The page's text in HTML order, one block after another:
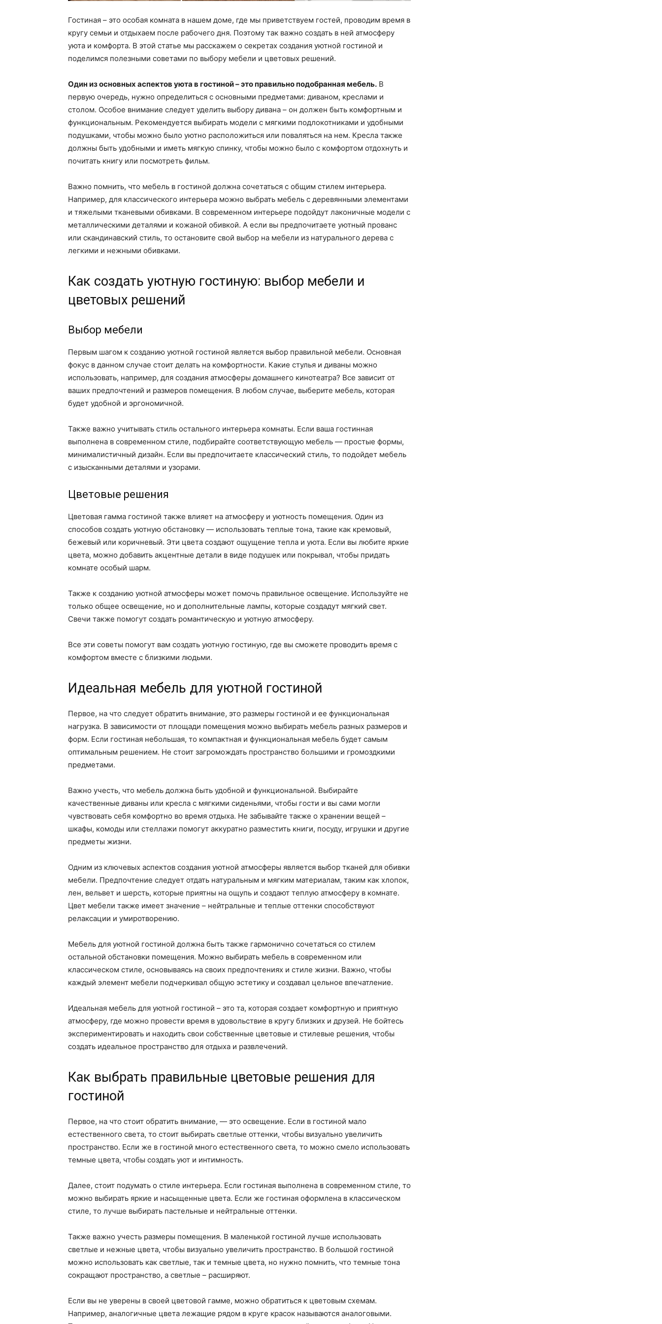
Гостиная – это особая комната в нашем доме, где мы приветствуем гостей, проводим время в
кругу семьи и отдыхаем после рабочего дня. Поэтому так важно создать в ней атмосферу
уюта и комфорта. В этой статье мы расскажем о секретах создания уютной гостиной и
поделимся полезными советами по выбору мебели и цветовых решений.
Один из основных аспектов уюта в гостиной – это правильно подобранная мебель. В
первую очередь, нужно определиться с основными предметами: диваном, креслами и
столом. Особое внимание следует уделить выбору дивана – он должен быть комфортным и
функциональным. Рекомендуется выбирать модели с мягкими подлокотниками и удобными
подушками, чтобы можно было уютно расположиться или поваляться на нем. Кресла также
должны быть удобными и иметь мягкую спинку, чтобы можно было с комфортом отдохнуть и
почитать книгу или посмотреть фильм.
Важно помнить, что мебель в гостиной должна сочетаться с общим стилем интерьера.
Например, для классического интерьера можно выбрать мебель с деревянными элементами
и тяжелыми тканевыми обивками. В современном интерьере подойдут лаконичные модели с
металлическими деталями и кожаной обивкой. А если вы предпочитаете уютный прованс
или скандинавский стиль, то остановите свой выбор на мебели из натурального дерева с
легкими и нежными обивками.
Как создать уютную гостиную: выбор мебели и
цветовых решений
Выбор мебели
Первым шагом к созданию уютной гостиной является выбор правильной мебели. Основная
фокус в данном случае стоит делать на комфортности. Какие стулья и диваны можно
использовать, например, для создания атмосферы домашнего кинотеатра? Все зависит от
ваших предпочтений и размеров помещения. В любом случае, выберите мебель, которая
будет удобной и эргономичной.
Также важно учитывать стиль остального интерьера комнаты. Если ваша гостинная
выполнена в современном стиле, подбирайте соответствующую мебель — простые формы,
минималистичный дизайн. Если вы предпочитаете классический стиль, то подойдет мебель
с изысканными деталями и узорами.
Цветовые решения
Цветовая гамма гостиной также влияет на атмосферу и уютность помещения. Один из
способов создать уютную обстановку — использовать теплые тона, такие как кремовый,
бежевый или коричневый. Эти цвета создают ощущение тепла и уюта. Если вы любите яркие
цвета, можно добавить акцентные детали в виде подушек или покрывал, чтобы придать
комнате особый шарм.
Также к созданию уютной атмосферы может помочь правильное освещение. Используйте не
только общее освещение, но и дополнительные лампы, которые создадут мягкий свет.
Свечи также помогут создать романтическую и уютную атмосферу.
Все эти советы помогут вам создать уютную гостиную, где вы сможете проводить время с
комфортом вместе с близкими людьми.
Идеальная мебель для уютной гостиной
Первое, на что следует обратить внимание, это размеры гостиной и ее функциональная
нагрузка. В зависимости от площади помещения можно выбирать мебель разных размеров и
форм. Если гостиная небольшая, то компактная и функциональная мебель будет самым
оптимальным решением. Не стоит загромождать пространство большими и громоздкими
предметами.
Важно учесть, что мебель должна быть удобной и функциональной. Выбирайте
качественные диваны или кресла с мягкими сиденьями, чтобы гости и вы сами могли
чувствовать себя комфортно во время отдыха. Не забывайте также о хранении вещей –
шкафы, комоды или стеллажи помогут аккуратно разместить книги, посуду, игрушки и другие
предметы жизни.
Одним из ключевых аспектов создания уютной атмосферы является выбор тканей для обивки
мебели. Предпочтение следует отдать натуральным и мягким материалам, таким как хлопок,
лен, вельвет и шерсть, которые приятны на ощупь и создают теплую атмосферу в комнате.
Цвет мебели также имеет значение – нейтральные и теплые оттенки способствуют
релаксации и умиротворению.
Мебель для уютной гостиной должна быть также гармонично сочетаться со стилем
остальной обстановки помещения. Можно выбирать мебель в современном или
классическом стиле, основываясь на своих предпочтениях и стиле жизни. Важно, чтобы
каждый элемент мебели подчеркивал общую эстетику и создавал цельное впечатление.
Идеальная мебель для уютной гостиной – это та, которая создает комфортную и приятную
атмосферу, где можно провести время в удовольствие в кругу близких и друзей. Не бойтесь
экспериментировать и находить свои собственные цветовые и стилевые решения, чтобы
создать идеальное пространство для отдыха и развлечений.
Как выбрать правильные цветовые решения для
гостиной
Первое, на что стоит обратить внимание, — это освещение. Если в гостиной мало
естественного света, то стоит выбирать светлые оттенки, чтобы визуально увеличить
пространство. Если же в гостиной много естественного света, то можно смело использовать
темные цвета, чтобы создать уют и интимность.
Далее, стоит подумать о стиле интерьера. Если гостиная выполнена в современном стиле, то
можно выбирать яркие и насыщенные цвета. Если же гостиная оформлена в классическом
стиле, то лучше выбирать пастельные и нейтральные оттенки.
Также важно учесть размеры помещения. В маленькой гостиной лучше использовать
светлые и нежные цвета, чтобы визуально увеличить пространство. В большой гостиной
можно использовать как светлые, так и темные цвета, но нужно помнить, что темные тона
сокращают пространство, а светлые – расширяют.
Если вы не уверены в своей цветовой гамме, можно обратиться к цветовым схемам.
Например, аналогичные цвета лежащие рядом в круге красок называются аналоговыми.